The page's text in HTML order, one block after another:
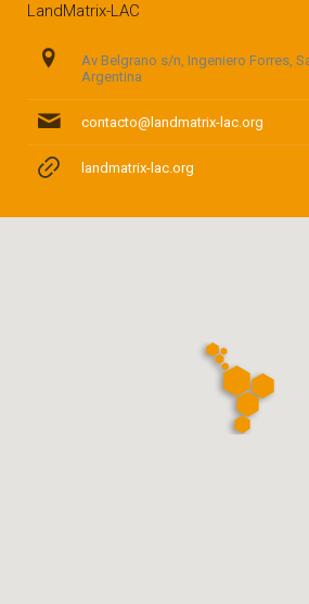
LandMatrix-LAC
Av Belgrano s/n, Ingeniero Forres,
Argentina
contacto@landmatrix-lac.org
landmatrix-lac.org